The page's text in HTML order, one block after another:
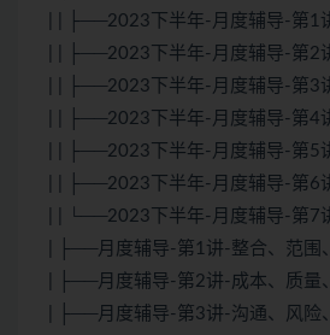
| | ├──2023下半年-月度辅导-第1
| | ├──2023下半年-月度辅导-第2
| | ├──2023下半年-月度辅导-第3
| | ├──2023下半年-月度辅导-第4
| | ├──2023下半年-月度辅导-第5
| | ├──2023下半年-月度辅导-第6
| | └──2023下半年-月度辅导-第7
| ├──月度辅导-第1讲-整合、范围
| ├──月度辅导-第2讲-成本、质量
| ├──月度辅导-第3讲-沟通、风